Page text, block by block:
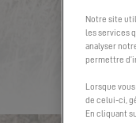
Notre site
les services
analyser
permettre
Lorsque
de celui-ci,
En cliquant